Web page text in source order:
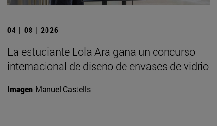
04 | 08 | 2026
La estudiante Lola Ara gana un concurso
internacional de diseño de envases de vidrio
Imagen Manuel Castells